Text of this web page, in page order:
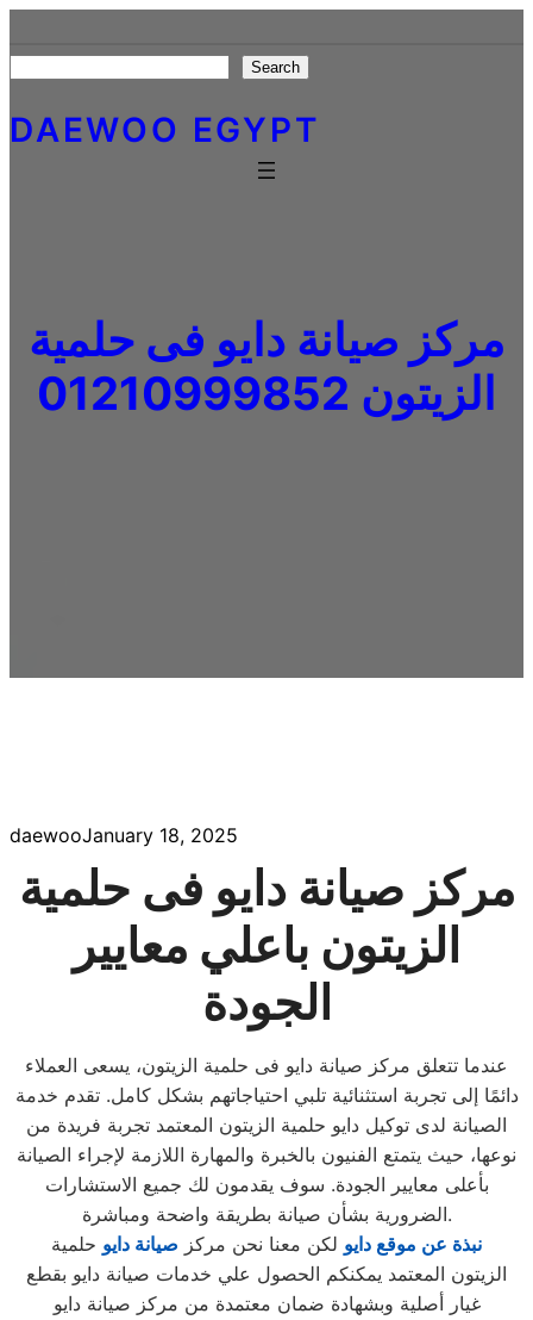
to
content
Search
DAEWOO EGYPT
مركز صيانة دايو فى حلمية
الزيتون 01210999852
daewooJanuary 18, 2025
مركز صيانة دايو فى حلمية
الزيتون باعلي معايير
الجودة
عندما تتعلق مركز صيانة دايو فى حلمية الزيتون، يسعى العملاء
دائمًا إلى تجربة استثنائية تلبي احتياجاتهم بشكل كامل. تقدم خدمة
الصيانة لدى توكيل دايو حلمية الزيتون المعتمد تجربة فريدة من
نوعها، حيث يتمتع الفنيون بالخبرة والمهارة اللازمة لإجراء الصيانة
بأعلى معايير الجودة. سوف يقدمون لك جميع الاستشارات
الضرورية بشأن صيانة بطريقة واضحة ومباشرة.
نبذة عن موقع دايو لكن معنا نحن مركز صيانة دايو حلمية
الزيتون المعتمد يمكنكم الحصول علي خدمات صيانة دايو بقطع
غيار أصلية وبشهادة ضمان معتمدة من مركز صيانة دايو